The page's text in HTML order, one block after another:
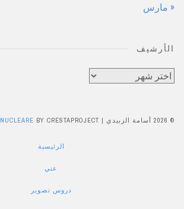
« مارس
الأرشيف
الأرشيف
© 2026 أسامة الزبيدي |
NUCLEARE BY CRESTAPROJECT.
الرئيسية
عني
دروس تصوير